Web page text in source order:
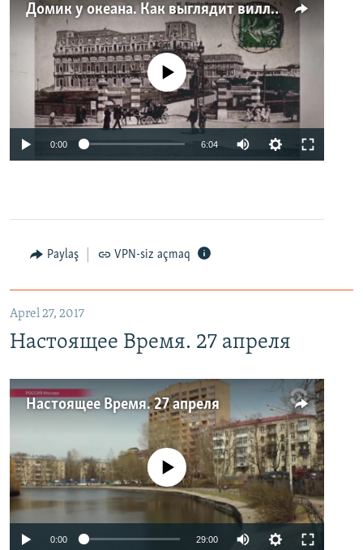
Домик у океана. Как выглядит вилла для Людмилы Путиной – репортаж с юга Франции
No media source currently available
0:00 6:04
Paylaş VPN-siz açmaq
Aprel 27, 2017
Настоящее Время. 27 апреля
Настоящее Время. 27 апреля
No media source currently available
0:00 29:00